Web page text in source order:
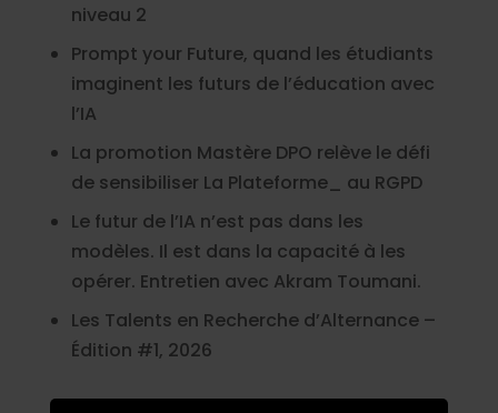
niveau 2
Prompt your Future, quand les étudiants
imaginent les futurs de l’éducation avec
l’IA
La promotion Mastère DPO relève le défi
de sensibiliser La Plateforme_ au RGPD
Le futur de l’IA n’est pas dans les
modèles. Il est dans la capacité à les
opérer. Entretien avec Akram Toumani.
Les Talents en Recherche d’Alternance –
Édition #1, 2026